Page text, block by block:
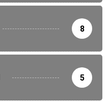
8
5